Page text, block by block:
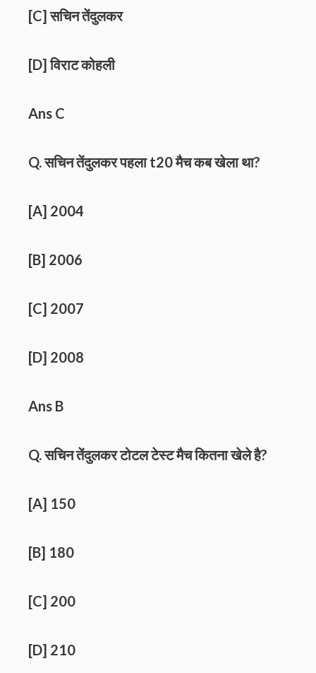
[C] सचिन तेंदुलकर
[D] विराट कोहली
Ans C
Q. सचिन तेंदुलकर पहला t20 मैच कब खेला था?
[A] 2004
[B] 2006
[C] 2007
[D] 2008
Ans B
Q. सचिन तेंदुलकर टोटल टेस्ट मैच कितना खेले है?
[A] 150
[B] 180
[C] 200
[D] 210